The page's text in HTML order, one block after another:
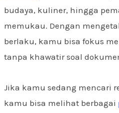
budaya, kuliner, hingga
memukau. Dengan
berlaku, kamu bisa fokus
tanpa khawatir soal
Jika kamu sedang mencari
kamu bisa melihat berbagai